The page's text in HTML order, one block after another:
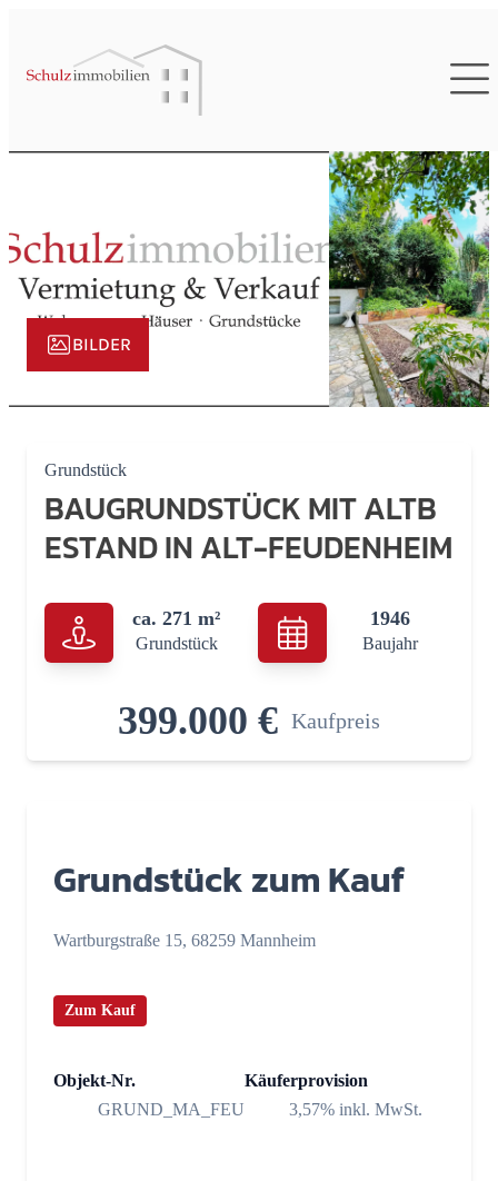
BILDER
Grundstück
BAUGRUNDSTÜCK MIT ALTB
ESTAND IN ALT-FEUDENHEIM
ca. 271 m²
Grundstück
1946
Baujahr
399.000 € Kaufpreis
Grundstück zum Kauf
Wartburgstraße 15, 68259 Mannheim
Zum Kauf
Objekt-Nr.
GRUND_MA_FEU
Käuferprovision
3,57% inkl. MwSt.